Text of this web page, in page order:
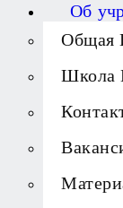
Об
Общая
Школа